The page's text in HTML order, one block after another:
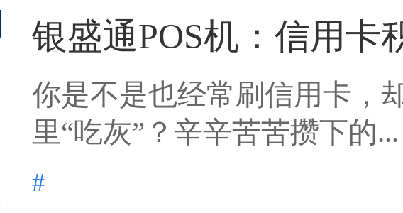
银盛通POS机：信用卡
你是不是也经常刷信用卡，
里“吃灰”？辛辛苦苦攒下的...
#